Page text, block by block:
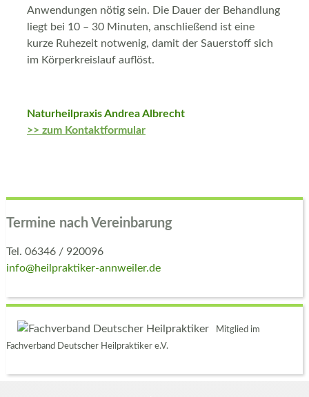
Anwendungen nötig sein. Die Dauer der Behandlung
liegt bei 10 – 30 Minuten, anschließend ist eine
kurze Ruhezeit notwenig, damit der Sauerstoff sich
im Körperkreislauf auflöst.
Naturheilpraxis Andrea Albrecht
>> zum Kontaktformular
Termine nach Vereinbarung
Tel. 06346 / 920096
info@heilpraktiker-annweiler.de
Mitglied im
Fachverband Deutscher Heilpraktiker e.V.